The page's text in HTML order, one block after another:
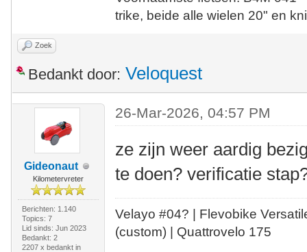
trike, beide alle wielen 20" en
Zoek
Bedankt door: Veloquest
Gideonaut
Kilometervreter
Berichten: 1.140
Topics: 7
Lid sinds: Jun 2023
Bedankt: 2
2207 x bedankt in
26-Mar-2026, 04:57 PM
ze zijn weer aardig
te doen? verificatie
Velayo #04? | Flevobike
(custom) | Quattrovelo 175